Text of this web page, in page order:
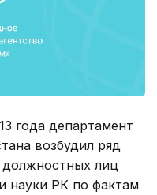
года департамент
возбудил ряд
лиц
науки РК по фактам